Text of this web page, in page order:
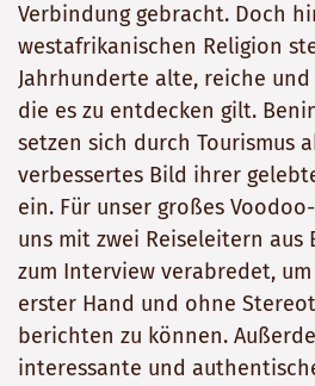
Verbindung gebracht. Doch
westafrikanischen Religion
Jahrhunderte alte, reiche
die es zu entdecken gilt.
setzen sich durch Tourismus
verbessertes Bild ihrer
ein. Für unser großes
uns mit zwei Reiseleitern aus
zum Interview verabredet,
erster Hand und ohne
berichten zu können.
interessante und